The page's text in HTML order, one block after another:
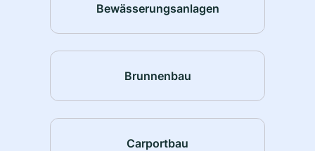
Bewässerungsanlagen
Brunnenbau
Carportbau